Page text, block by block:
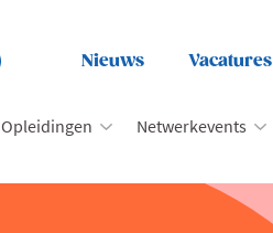
Nieuws Vacatures
Opleidingen Netwerkevents